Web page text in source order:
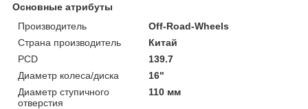
Основные атрибуты
Производитель
Off-Road-Wheels
Страна производитель
Китай
PCD
139.7
Диаметр колеса/диска
16"
Диаметр ступичного
отверстия
110 мм